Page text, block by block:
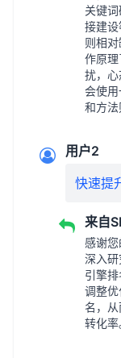
关键
接建
则相
作原
扰，
会使
和方法
用户2
快速提
来自
感谢
深入
引擎
调整
名，
转化率